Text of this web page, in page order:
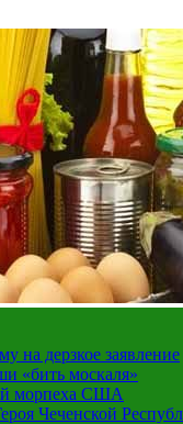
на дерзкое заявление
«бить москаля»
морпеха США
Чеченской